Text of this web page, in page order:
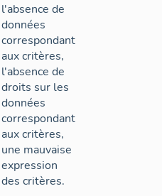
l'absence de
données
correspondant
aux critères,
l'absence de
droits sur les
données
correspondant
aux critères,
une mauvaise
expression
des critères.